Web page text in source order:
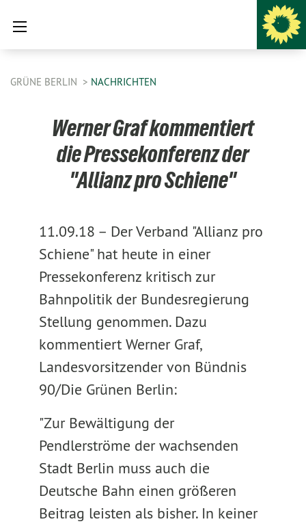
GRÜNE BERLIN NACHRICHTEN
Werner Graf kommentiert
die Pressekonferenz der
"Allianz pro Schiene"
11.09.18 – Der Verband "Allianz pro
Schiene" hat heute in einer
Pressekonferenz kritisch zur
Bahnpolitik der Bundesregierung
Stellung genommen. Dazu
kommentiert Werner Graf,
Landesvorsitzender von Bündnis
90/Die Grünen Berlin:
"Zur Bewältigung der
Pendlerströme der wachsenden
Stadt Berlin muss auch die
Deutsche Bahn einen größeren
Beitrag leisten als bisher. In keiner